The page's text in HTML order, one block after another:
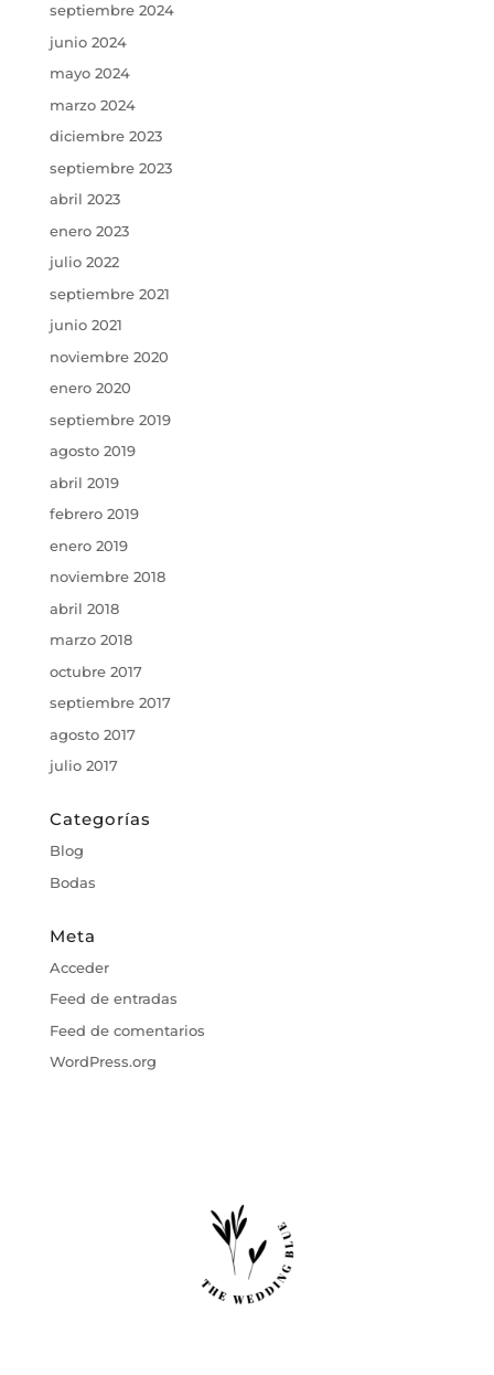
septiembre 2024
junio 2024
mayo 2024
marzo 2024
diciembre 2023
septiembre 2023
abril 2023
enero 2023
julio 2022
septiembre 2021
junio 2021
noviembre 2020
enero 2020
septiembre 2019
agosto 2019
abril 2019
febrero 2019
enero 2019
noviembre 2018
abril 2018
marzo 2018
octubre 2017
septiembre 2017
agosto 2017
julio 2017
Categorías
Blog
Bodas
Meta
Acceder
Feed de entradas
Feed de comentarios
WordPress.org